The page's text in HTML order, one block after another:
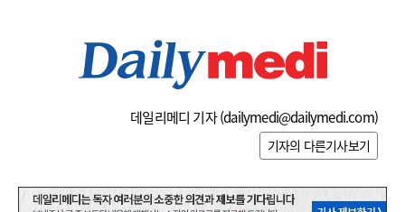
데일리메디 기자 (dailymedi@dailymedi.com)
기자의 다른기사보기